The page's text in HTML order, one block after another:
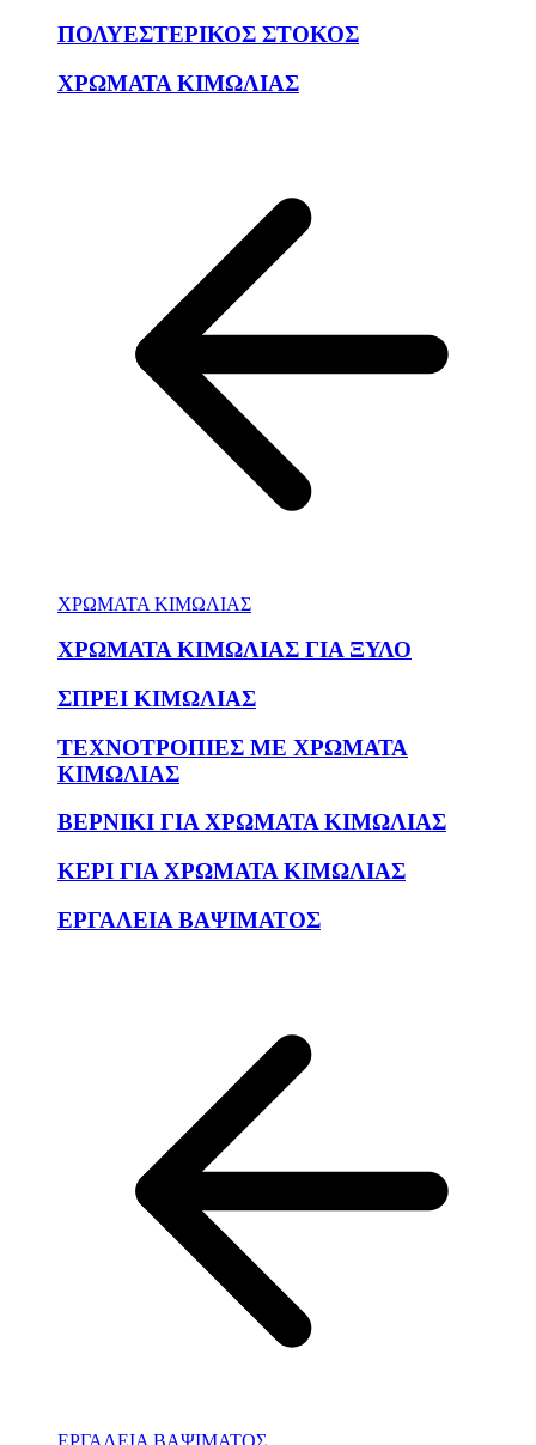
ΠΟΛΥΕΣΤΕΡΙΚΟΣ ΣΤΟΚΟΣ
ΧΡΩΜΑΤΑ ΚΙΜΩΛΙΑΣ
ΧΡΩΜΑΤΑ ΚΙΜΩΛΙΑΣ
ΧΡΩΜΑΤΑ ΚΙΜΩΛΙΑΣ ΓΙΑ ΞΥΛΟ
ΣΠΡΕΙ ΚΙΜΩΛΙΑΣ
ΤΕΧΝΟΤΡΟΠΙΕΣ ΜΕ ΧΡΩΜΑΤΑ
ΚΙΜΩΛΙΑΣ
ΒΕΡΝΙΚΙ ΓΙΑ ΧΡΩΜΑΤΑ ΚΙΜΩΛΙΑΣ
ΚΕΡΙ ΓΙΑ ΧΡΩΜΑΤΑ ΚΙΜΩΛΙΑΣ
ΕΡΓΑΛΕΙΑ ΒΑΨΙΜΑΤΟΣ
ΕΡΓΑΛΕΙΑ ΒΑΨΙΜΑΤΟΣ